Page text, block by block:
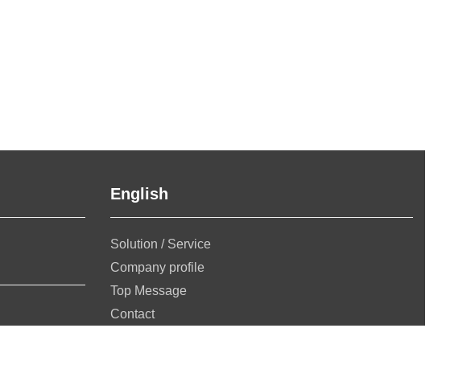
English
Solution / Service
Company profile
Top Message
Contact